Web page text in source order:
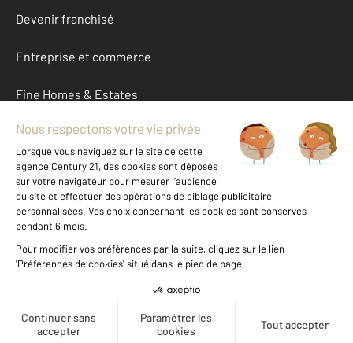
Devenir franchisé
Entreprise et commerce
Fine Homes & Estates
À propos
International
Nous contacter
Données personnelles
Gestionnaire des cookies